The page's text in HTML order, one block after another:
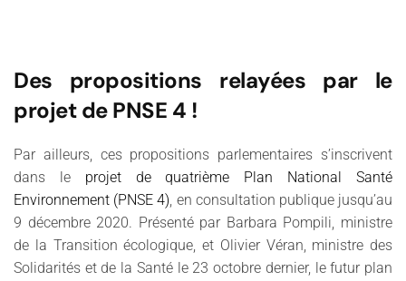
Des propositions relayées par le
projet de PNSE 4 !
Par ailleurs, ces propositions parlementaires s’inscrivent
dans le projet de quatrième Plan National Santé
Environnement (PNSE 4), en consultation publique jusqu’au
9 décembre 2020. Présenté par Barbara Pompili, ministre
de la Transition écologique, et Olivier Véran, ministre des
Solidarités et de la Santé le 23 octobre dernier, le futur plan